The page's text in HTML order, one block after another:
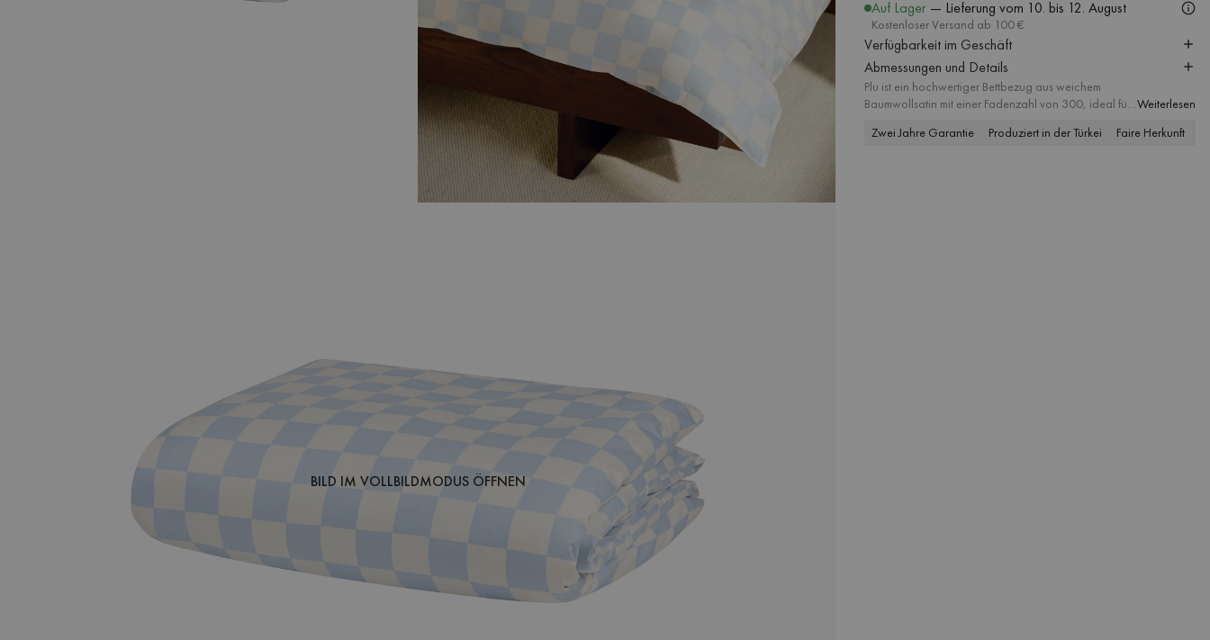
BILD IM VOLLBILDMODUS ÖFFNEN
Auf Lager — Lieferung vom 10. bis 12. August
Kostenloser Versand ab 100 €
Verfügbarkeit im Geschäft
Abmessungen und Details
Plu ist ein hochwertiger Bettbezug aus weichem
Baumwollsatin mit einer Fadenzahl von 300, ideal für
warm und im Sommer kühl hält. Das moderne
Weiterlesen
Zwei Jahre Garantie
Produziert in der Türkei Faire Herkunft